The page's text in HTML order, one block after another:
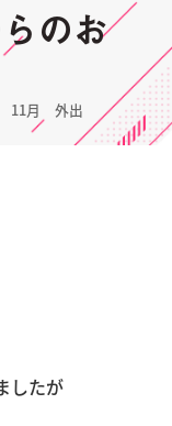
のお
11月 外出
したが